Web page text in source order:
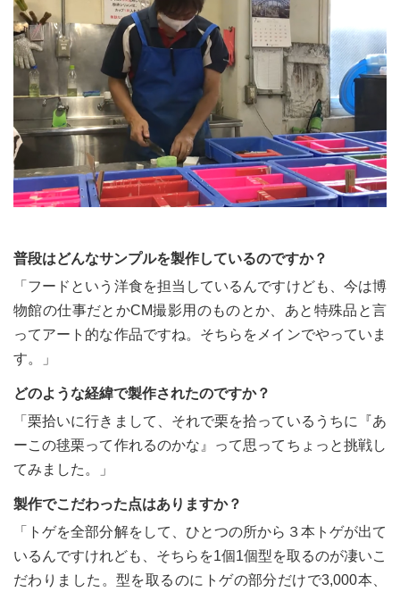
普段はどんなサンプルを製作しているのですか？
「フードという洋食を担当しているんですけども、今は博
物館の仕事だとかCM撮影用のものとか、あと特殊品と言
ってアート的な作品ですね。そちらをメインでやっていま
す。」
どのような経緯で製作されたのですか？
「栗拾いに行きまして、それで栗を拾っているうちに『あ
ーこの毬栗って作れるのかな』って思ってちょっと挑戦し
てみました。」
製作でこだわった点はありますか？
「トゲを全部分解をして、ひとつの所から３本トゲが出て
いるんですけれども、そちらを1個1個型を取るのが凄いこ
だわりました。型を取るのにトゲの部分だけで3,000本、